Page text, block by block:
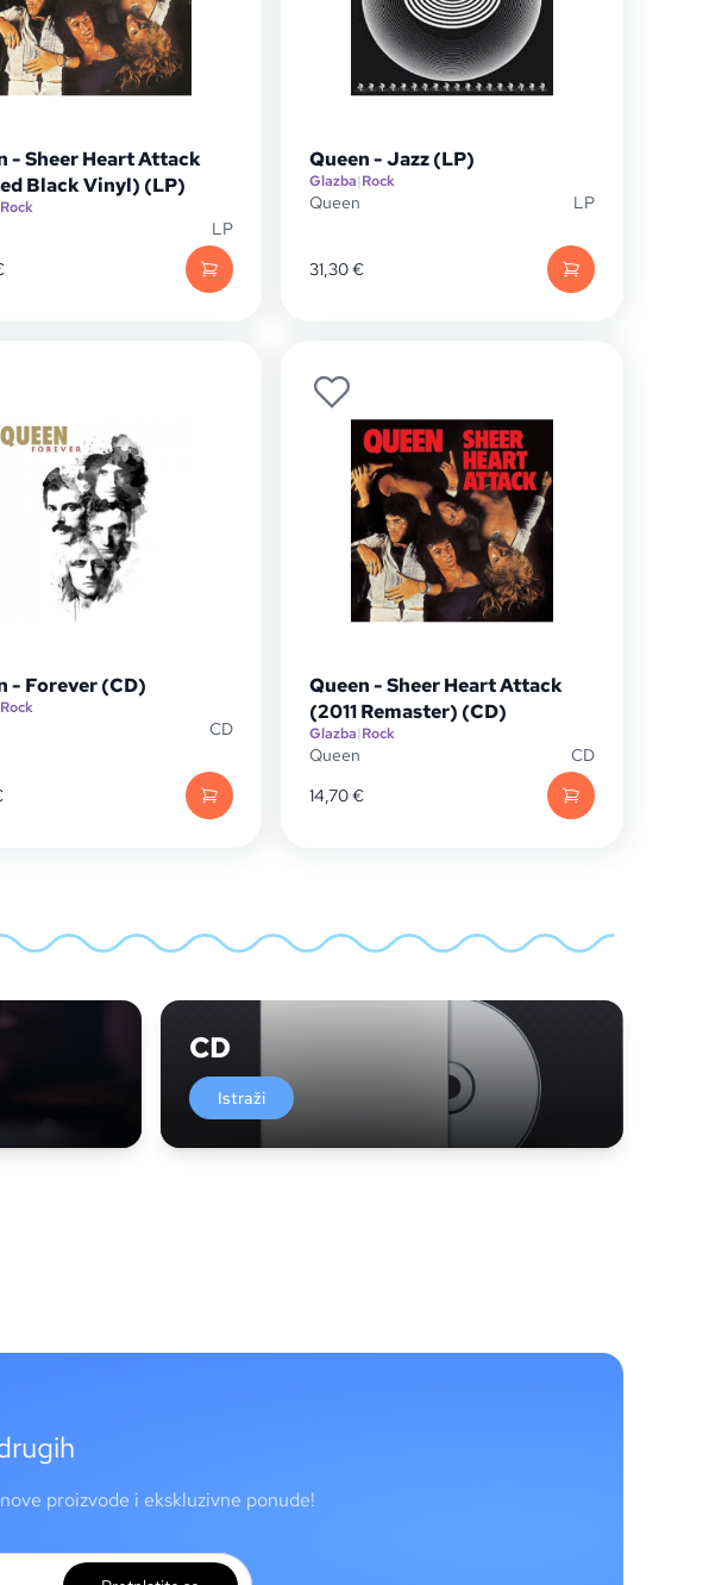
- Sheer Heart Attack
Black Vinyl) (LP)
Rock
LP
Queen - Jazz (LP)
Glazba|Rock
Queen LP
31,30€
- Forever (CD)
Rock
CD
Queen - Sheer Heart Attack
(2011 Remaster) (CD)
Glazba|Rock
Queen
CD
14,70€
CD
Istraži
proizvode i ekskluzivne ponude!